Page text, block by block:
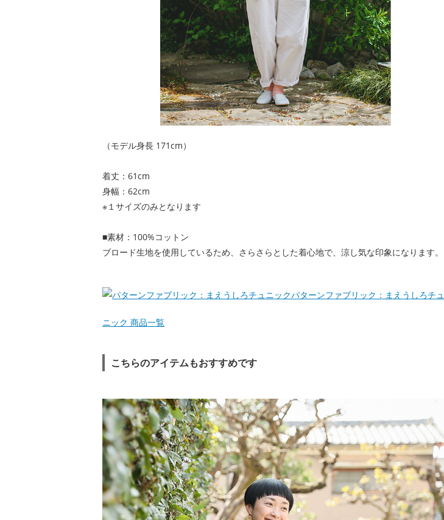
（モデル身長 171cm）
着丈：61cm
身幅：62cm
※１サイズのみとなります
■素材：100%コットン
ブロード生地を使用しているため、さらさらとした着心地で、涼し気な印象になります。
パターンファブリック：まえうしろチュ
ニック 商品一覧
こちらのアイテムもおすすめです